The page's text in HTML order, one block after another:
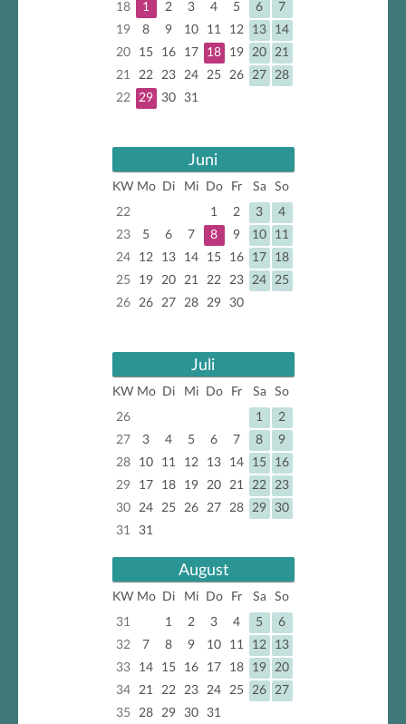
18
1 2 3 4 5 6
7
19
8 9 10 11 12 13
14
20
15 16 17 18 19 20
21
21
22 23 24 25 26 27
28
22
29 30 31
Juni
KW Mo Di Mi Do Fr Sa
So
22
1 2 3
4
23
5 6 7 8 9 10
11
24
12 13 14 15 16 17
18
25
19 20 21 22 23 24
25
26
26 27 28 29 30
Juli
KW Mo Di Mi Do Fr Sa
So
26
1
2
27
3 4 5 6 7 8
9
28
10 11 12 13 14 15
16
29
17 18 19 20 21 22
23
30
24 25 26 27 28 29
30
31
31
August
KW Mo Di Mi Do Fr Sa
So
31
1 2 3 4 5
6
32
7 8 9 10 11 12
13
33
14 15 16 17 18 19
20
34
21 22 23 24 25 26
27
35
28 29 30 31